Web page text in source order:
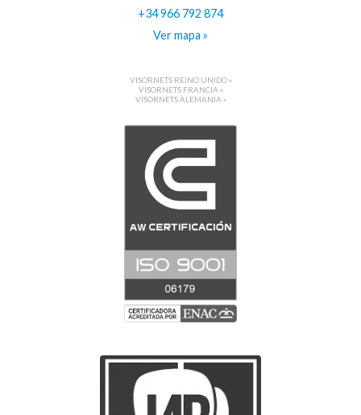
+34 966 792 874
Ver mapa »
VISORNETS REINO UNIDO »
VISORNETS FRANCIA »
VISORNETS ALEMANIA »